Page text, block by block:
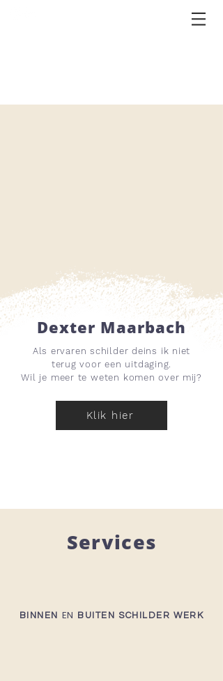
Services
BINNEN EN BUITEN SCHILDER WERK
Klik hier
Dexter Maarbach
Als ervaren schilder deins ik niet
terug voor een uitdaging.
Wil je meer te weten komen over mij?